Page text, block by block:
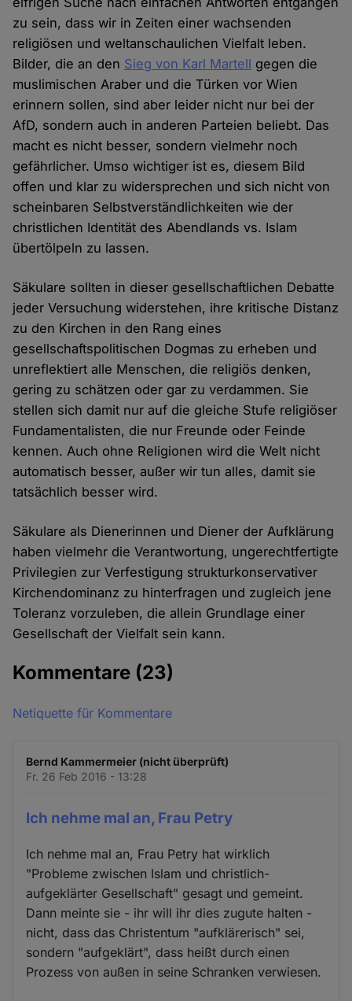
zu sein, dass wir in Zeiten einer wachsenden
religiösen und weltanschaulichen Vielfalt leben.
Bilder, die an den Sieg von Karl Martell gegen die
muslimischen Araber und die Türken vor Wien
erinnern sollen, sind aber leider nicht nur bei der
AfD, sondern auch in anderen Parteien beliebt. Das
macht es nicht besser, sondern vielmehr noch
gefährlicher. Umso wichtiger ist es, diesem Bild
offen und klar zu widersprechen und sich nicht von
scheinbaren Selbstverständlichkeiten wie der
christlichen Identität des Abendlands vs. Islam
übertölpeln zu lassen.
Säkulare sollten in dieser gesellschaftlichen Debatte
jeder Versuchung widerstehen, ihre kritische Distanz
zu den Kirchen in den Rang eines
gesellschaftspolitischen Dogmas zu erheben und
unreflektiert alle Menschen, die religiös denken,
gering zu schätzen oder gar zu verdammen. Sie
stellen sich damit nur auf die gleiche Stufe religiöser
Fundamentalisten, die nur Freunde oder Feinde
kennen. Auch ohne Religionen wird die Welt nicht
automatisch besser, außer wir tun alles, damit sie
tatsächlich besser wird.
Säkulare als Dienerinnen und Diener der Aufklärung
haben vielmehr die Verantwortung, ungerechtfertigte
Privilegien zur Verfestigung strukturkonservativer
Kirchendominanz zu hinterfragen und zugleich jene
Toleranz vorzuleben, die allein Grundlage einer
Gesellschaft der Vielfalt sein kann.
Kommentare (23)
Netiquette für Kommentare
Bernd Kammermeier (nicht überprüft)
Fr. 26 Feb 2016 - 13:28
Ich nehme mal an, Frau Petry
Ich nehme mal an, Frau Petry hat wirklich
"Probleme zwischen Islam und christlich-
aufgeklärter Gesellschaft" gesagt und gemeint.
Dann meinte sie - ihr will ihr dies zugute halten -
nicht, dass das Christentum "aufklärerisch" sei,
sondern "aufgeklärt", dass heißt durch einen
Prozess von außen in seine Schranken verwiesen.